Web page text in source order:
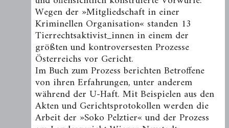
Wegen der »Mitgliedschaft in einer
Kriminellen Organisation« standen 13
Tierrechtsaktivist_innen in einem der
größten und kontroversesten Prozesse
Österreichs vor Gericht.
Im Buch zum Prozess berichten Betroffene
von ihren Erfahrungen, unter anderem
während der U-Haft. Mit Beispielen aus den
Akten und Gerichtsprotokollen werden die
Arbeit der »Soko Pelztier« und der Prozess